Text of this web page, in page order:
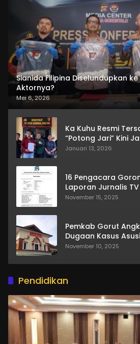
Sianida Filipina Diselundupkan
Aktornya?
Mei 6, 2026
Ka Kuhu Resmi
“Potong Jari” Kini
Januari 13, 2026
16 Pengacara
Laporan Jurnalis
November 15, 2025
Pemkab Gorut
Dugaan Kasus
November 10, 2025
Pendidikan